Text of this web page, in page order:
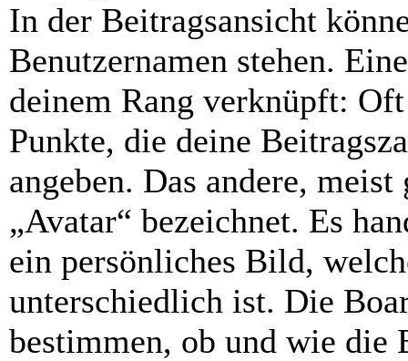
In der Beitragsansicht
Benutzernamen stehen.
deinem Rang verknüpft:
Punkte, die deine
angeben. Das andere,
„Avatar“ bezeichnet. Es
ein persönliches Bild,
unterschiedlich ist. Die
bestimmen, ob und wie die